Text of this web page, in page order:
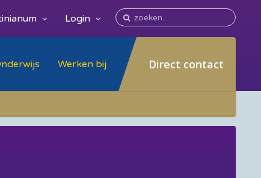
Login
Werken bij Direct contact